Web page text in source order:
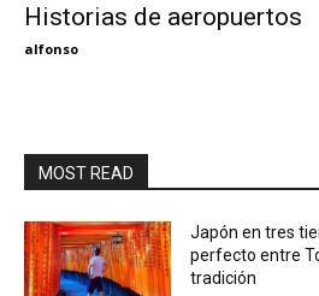
Historias de aeropuertos
alfonso
MOST READ
Japón en tres
perfecto entre
tradición